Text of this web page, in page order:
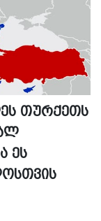
თურქეთს
ეს